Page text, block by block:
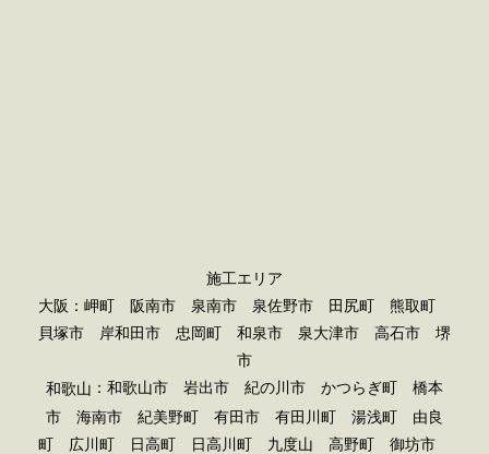
施工エリア
大阪：岬町 阪南市 泉南市 泉佐野市 田尻町 熊取町
貝塚市 岸和田市 忠岡町 和泉市 泉大津市 高石市 堺
市
和歌山 ：和歌山市 岩出市 紀の川市 かつらぎ町 橋本
市 海南市 紀美野町 有田市 有田川町 湯浅町 由良
町 広川町 日高町 日高川町 九度山 高野町 御坊市